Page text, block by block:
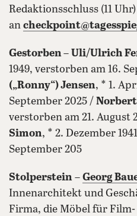
Redaktionsschluss (11
an
Gestorben– Uli/Ulrich
1949, verstorben am 16.
(„Ronny“) Jensen, * 1.
September 2025 /
verstorben am 21. August
Simon, * 2. Dezember
September 205
Stolperstein – Georg
Innenarchitekt und
Firma, die Möbel für